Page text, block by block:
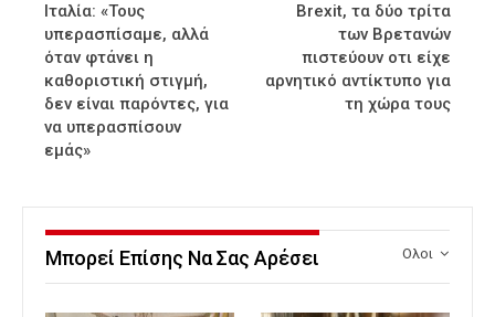
Ιταλία: «Τους
υπερασπίσαμε, αλλά
όταν φτάνει η
καθοριστική στιγμή,
δεν είναι παρόντες, για
να υπερασπίσουν
εμάς»
Brexit, τα δύο τρίτα
των Βρετανών
πιστεύουν οτι είχε
αρνητικό αντίκτυπο για
τη χώρα τους
Ολοι
Μπορεί Επίσης Να Σας Αρέσει